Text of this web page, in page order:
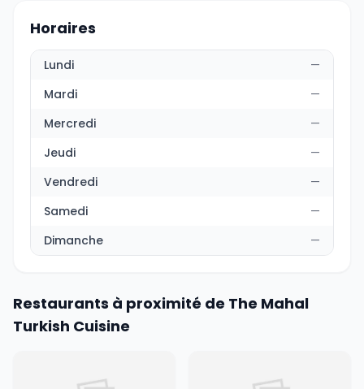
Horaires
Lundi
—
Mardi
—
Mercredi
—
Jeudi
—
Vendredi
—
Samedi
—
Dimanche
—
Restaurants à proximité de The Mahal
Turkish Cuisine